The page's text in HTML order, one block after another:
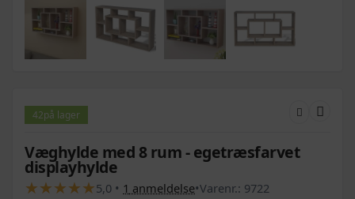
42på lager
Væghylde med 8 rum - egetræsfarvet
displayhylde
★
★★
★★
★★
★★
★5,0 • 1 anmeldelse•Varenr.: 9722